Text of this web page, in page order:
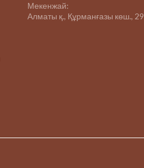
Мекенжай:
Алматы қ., Құрманғазы көш., 29